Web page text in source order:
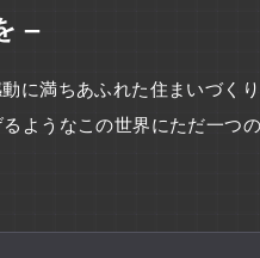
–
に満ちあふれた住まいづくり
ようなこの世界にただ一つ